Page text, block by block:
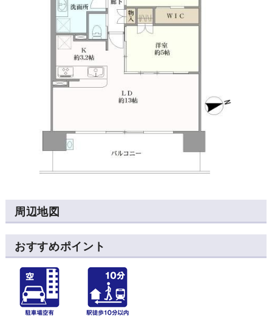
周辺地図
おすすめポイント